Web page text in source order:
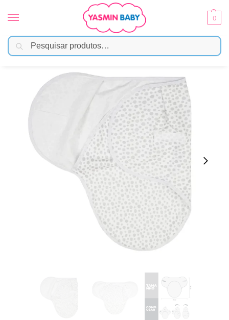
0
Início Enxoval / Cueiros / Cueiro Swaddle Ajustável Cinza 100% Algodão